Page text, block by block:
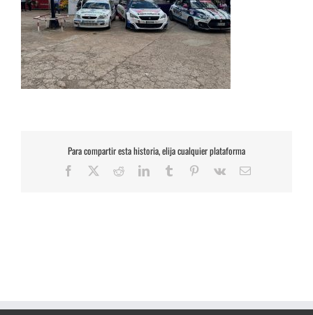
Para compartir esta historia, elija cualquier plataforma
Facebook RedditLinkedInTumblr Pinterest
Vk
Correo